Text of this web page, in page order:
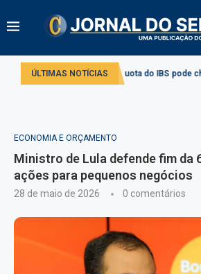
ÚLTIMAS NOTÍCIAS
alíquota do IBS pode chegar a 28% em
ECONOMIA E ORÇAMENTO
Ministro de Lula defende fim da
ações para pequenos negócios
28 de maio de 2026 0 comentários